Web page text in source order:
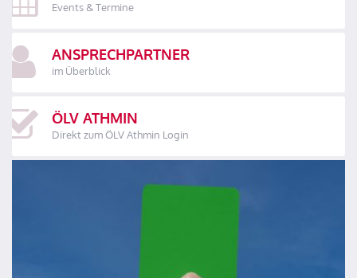
Events & Termine
ANSPRECHPARTNER
im Überblick
ÖLV ATHMIN
Direkt zum ÖLV Athmin Login